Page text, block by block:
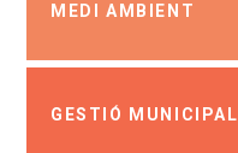
MEDI AMBIENT
GESTIÓ MUNICIPAL